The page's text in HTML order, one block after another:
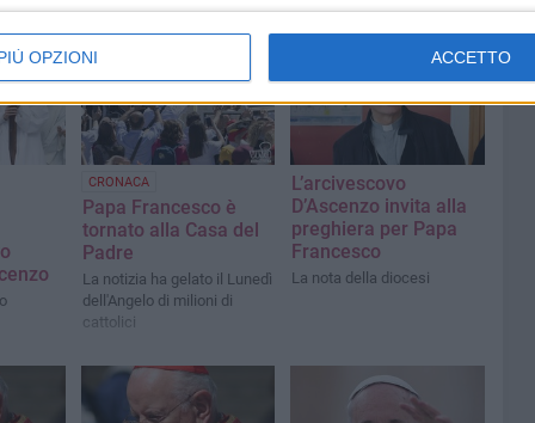
OPZIONI ACCETTO
CRONACA
Papa Francesco è
tornato alla Casa del
Padre
La notizia ha gelato il Lunedì
dell'Angelo di milioni di
cattolici
L’arcivescovo
D’Ascenzo invita alla
preghiera per Papa
Francesco
La nota della diocesi